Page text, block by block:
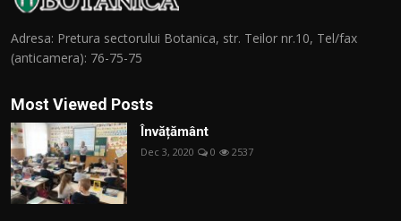
Adresa: Pretura sectorului Botanica, str. Teilor nr.10, Tel/fax
(anticamera): 76-75-75
Most Viewed Posts
Învățământ
Dec 3, 2020 0 2537